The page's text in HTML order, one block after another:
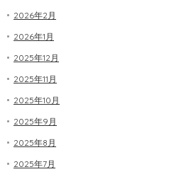
2026年2月
2026年1月
2025年12月
2025年11月
2025年10月
2025年9月
2025年8月
2025年7月